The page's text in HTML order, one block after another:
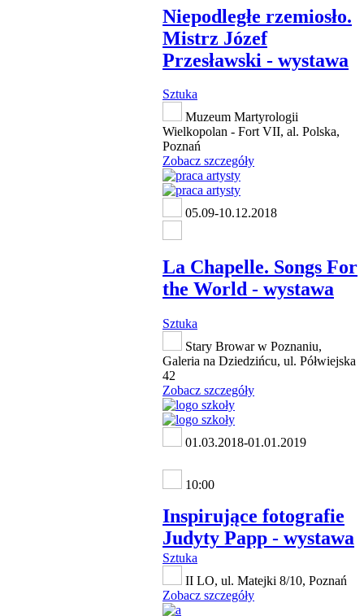
Niepodległe rzemiosło.
Mistrz Józef
Przesławski - wystawa
Sztuka
Muzeum Martyrologii
Wielkopolan - Fort VII, al. Polska,
Poznań
Zobacz szczegóły
05.09-10.12.2018
La Chapelle. Songs For
the World - wystawa
Sztuka
Stary Browar w Poznaniu,
Galeria na Dziedzińcu, ul. Półwiejska
42
Zobacz szczegóły
01.03.2018-01.01.2019
10:00
Inspirujące fotografie
Judyty Papp - wystawa
Sztuka
II LO, ul. Matejki 8/10, Poznań
Zobacz szczegóły